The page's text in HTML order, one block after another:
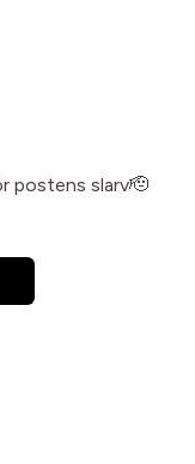
postens slarv🫡